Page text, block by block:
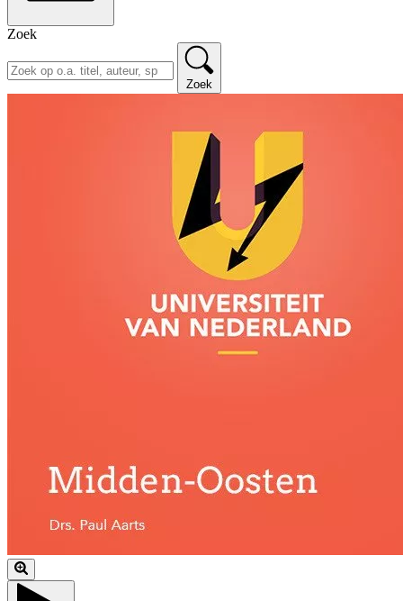
Zoek
Zoek